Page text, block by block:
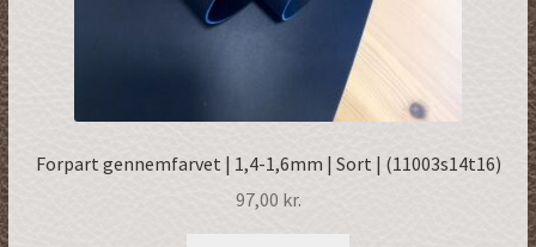
Forpart gennemfarvet | 1,4-1,6mm | Sort | (11003s14t16)
97,00 kr.